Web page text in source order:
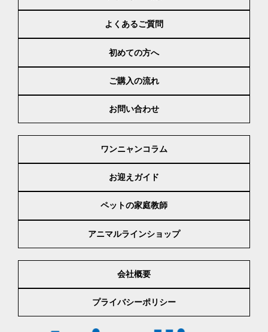
よくあるご質問
初めての方へ
ご購入の流れ
お問い合わせ
ワンニャンコラム
お迎えガイド
ペットの家庭教師
アニマルラインショップ
会社概要
プライバシーポリシー